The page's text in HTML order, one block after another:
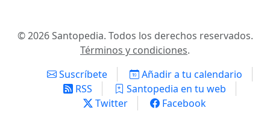
© 2026 Santopedia. Todos los derechos reservados.
Términos y condiciones.
Suscríbete
Añadir a tu calendario
RSS
Santopedia en tu web
Twitter
Facebook